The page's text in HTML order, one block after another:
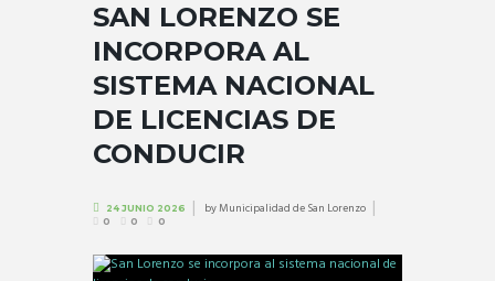
SAN LORENZO SE
INCORPORA AL
SISTEMA NACIONAL
DE LICENCIAS DE
CONDUCIR
24 JUNIO 2026 byMunicipalidad de San Lorenzo
0 0 0